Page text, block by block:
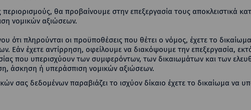
θα προβαίνουμε στην επεξεργασία τους αποκλειστικά
νομικών αξιώσεων.
ότι πληρούνται οι προϋποθέσεις που θέτει ο νόμος, έχετε το
Εάν έχετε αντίρρηση, οφείλουμε να διακόψουμε την επεξεργασία,
που υπερισχύουν των συμφερόντων, των δικαιωμάτων και των
άσκηση ή υπεράσπιση νομικών αξιώσεων.
σας δεδομένων παραβιάζει το ισχύον δίκαιο έχετε το δικαίωμα να